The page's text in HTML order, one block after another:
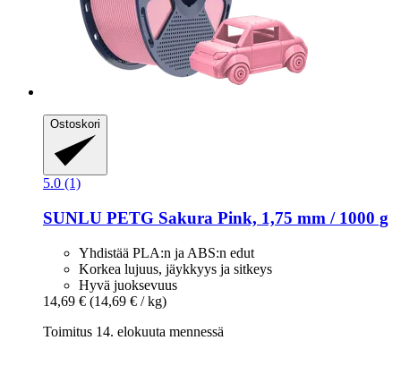
Ostoskori
5.0 (1)
SUNLU PETG Sakura Pink, 1,75 mm / 1000 g
Yhdistää PLA:n ja ABS:n edut
Korkea lujuus, jäykkyys ja sitkeys
Hyvä juoksevuus
14,69 € (14,69 € / kg)
Toimitus 14. elokuuta mennessä